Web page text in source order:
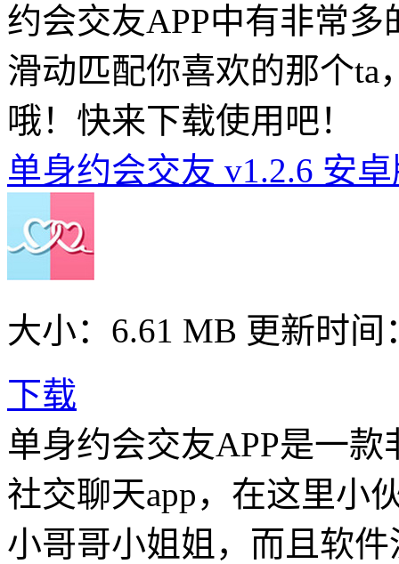
约会交友APP中有非常
滑动匹配你喜欢的那个ta
哦！快来下载使用吧！
单身约会交友 v1.2.6 安
大小：6.61 MB 更新时间
下载
单身约会交友APP是一
社交聊天app，在这里小
小哥哥小姐姐，而且软